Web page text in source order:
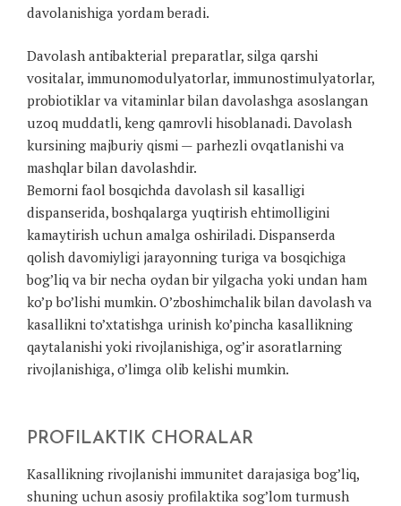
davolanishiga yordam beradi.
Davolash antibakterial preparatlar, silga qarshi
vositalar, immunomodulyatorlar, immunostimulyatorlar,
probiotiklar va vitaminlar bilan davolashga asoslangan
uzoq muddatli, keng qamrovli hisoblanadi. Davolash
kursining majburiy qismi — parhezli ovqatlanishi va
mashqlar bilan davolashdir.
Bemorni faol bosqichda davolash sil kasalligi
dispanserida, boshqalarga yuqtirish ehtimolligini
kamaytirish uchun amalga oshiriladi. Dispanserda
qolish davomiyligi jarayonning turiga va bosqichiga
bog’liq va bir necha oydan bir yilgacha yoki undan ham
ko’p bo’lishi mumkin. O’zboshimchalik bilan davolash va
kasallikni to’xtatishga urinish ko’pincha kasallikning
qaytalanishi yoki rivojlanishiga, og’ir asoratlarning
rivojlanishiga, o’limga olib kelishi mumkin.
PROFILAKTIK CHORALAR
Kasallikning rivojlanishi immunitet darajasiga bog’liq,
shuning uchun asosiy profilaktika sog’lom turmush